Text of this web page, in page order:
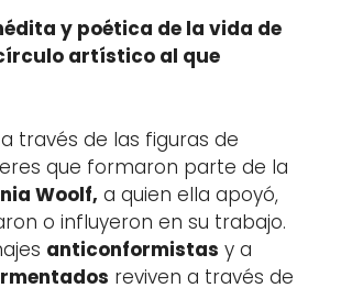
y poética de la vida de
artístico al que
través de las figuras de
que formaron parte de la
Woolf, a quien ella apoyó,
o influyeron en su trabajo.
anticonformistas y a
reviven a través de